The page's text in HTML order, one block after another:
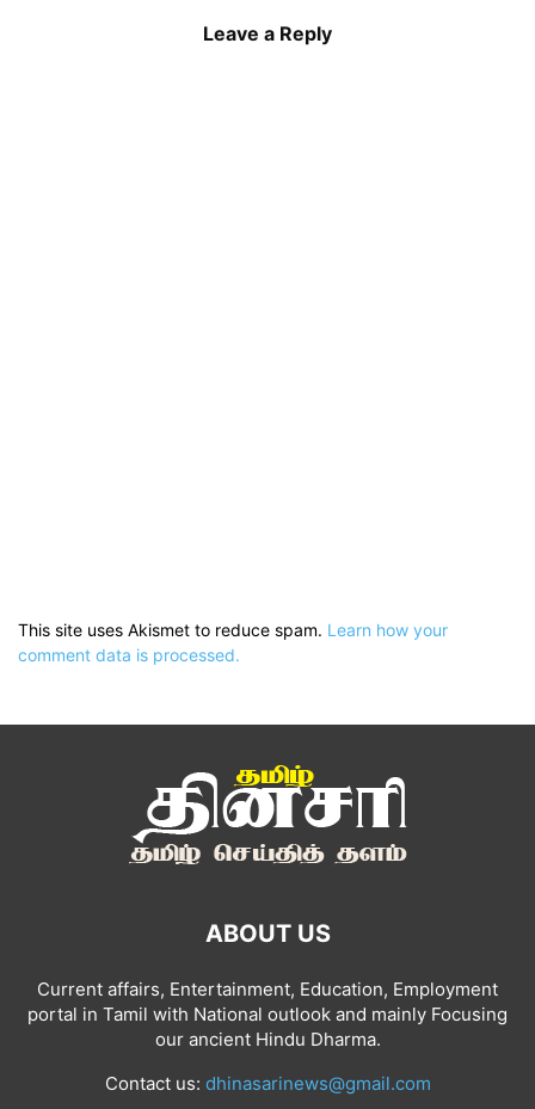
Leave a Reply
This site uses Akismet to reduce spam. Learn how your
comment data is processed.
ABOUT US
Current affairs, Entertainment, Education, Employment
portal in Tamil with National outlook and mainly Focusing
our ancient Hindu Dharma.
Contact us: dhinasarinews@gmail.com